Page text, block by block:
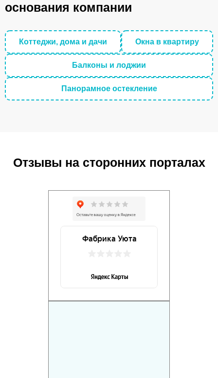
основания компании
Коттеджи, дома и дачи Окна в квартиру
Балконы и лоджии
Панорамное остекление
Отзывы на сторонних порталах